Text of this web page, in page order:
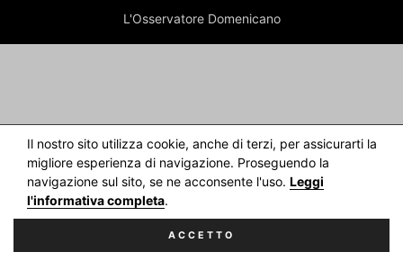
Il nostro sito utilizza cookie, anche di terzi, per assicurarti la
migliore esperienza di navigazione. Proseguendo la
navigazione sul sito, se ne acconsente l'uso. Leggi
l'informativa completa.
ACCETTO
L'Osservatore Domenicano